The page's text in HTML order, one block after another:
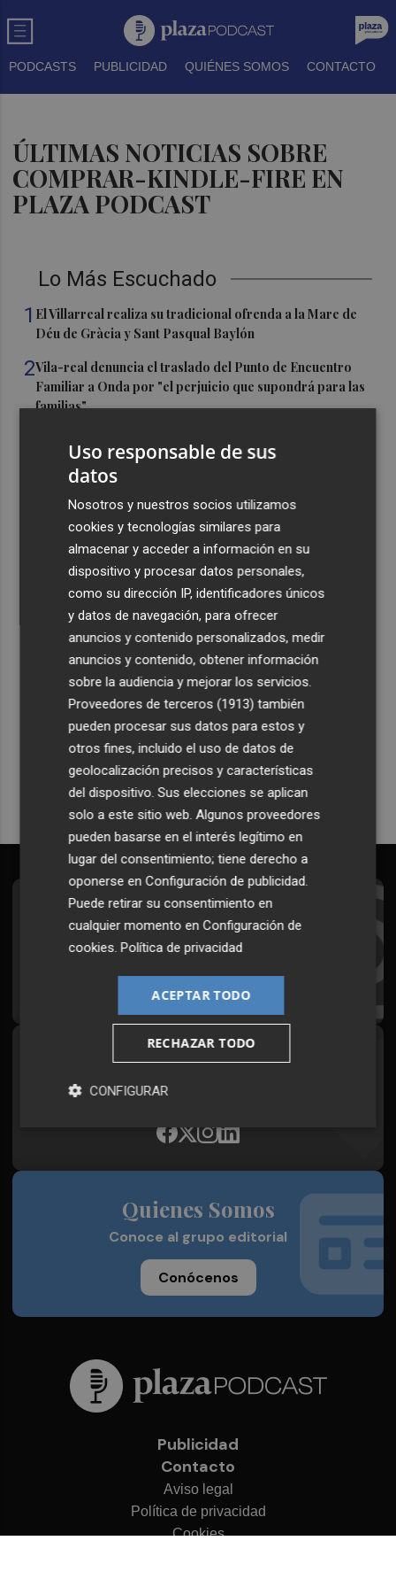
PODCASTS PUBLICIDAD QUIÉNES SOMOS CONTACTO
ÚLTIMAS NOTICIAS SOBRE
COMPRAR-KINDLE-FIRE EN
PLAZA PODCAST
Lo Más Escuchado
1 El Villarreal realiza su tradicional ofrenda a la Mare de
Déu de Gràcia y Sant Pasqual Baylón
2Vila-real denuncia el traslado del Punto de Encuentro
Familiar a Onda por "el perjuicio que supondrá para las
familias"
Sol y habilita cuatro puntos informativos
para la nueva campaña de bonos comerciales
Castelló inicia la ejecución de la Manzana Albinegra con
el traslado de las pistas de pádel junto a Castalia
Recibe toda la actualidad de
Plaza Podcast en tu correo
Quiero suscribirme
Suscríbete al Boletín
Todos los días a primera hora en tu email
Síguenos en redes
Plaza Podcast, desde cualquier medio
Quienes Somos
Conoce al grupo editorial
Conócenos
Publicidad
Contacto
Aviso legal
Política de privacidad
Cookies
Uso responsable de sus
datos
Nosotros y nuestros socios utilizamos
cookies y tecnologías similares para
almacenar y acceder a información en su
dispositivo y procesar datos personales,
como su dirección IP, identificadores únicos
y datos de navegación, para ofrecer
anuncios y contenido personalizados, medir
anuncios y contenido, obtener información
sobre la audiencia y mejorar los servicios.
Proveedores de terceros (1913) también
pueden procesar sus datos para estos y
otros fines, incluido el uso de datos de
geolocalización precisos y características
del dispositivo. Sus elecciones se aplican
solo a este sitio web. Algunos proveedores
pueden basarse en el interés legítimo en
lugar del consentimiento; tiene derecho a
oponerse enConfiguración de publicidad.
Puede retirar su consentimiento en
cualquier momento enConfiguración de
cookies.Política de privacidad
ACEPTAR TODO
RECHAZAR TODO
CONFIGURAR